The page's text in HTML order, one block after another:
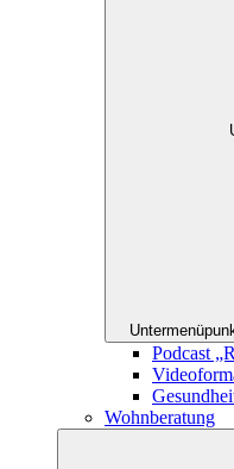
Podcast
Wohnberatung